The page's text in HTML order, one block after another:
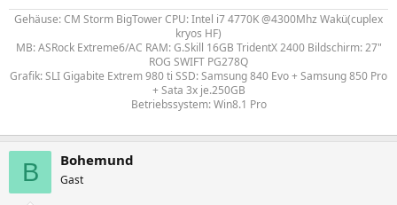
Gehäuse: CM Storm BigTower CPU: Intel i7 4770K @4300Mhz Wakü(cuplex
kryos HF)
MB: ASRock Extreme6/AC RAM: G.Skill 16GB TridentX 2400 Bildschirm: 27"
ROG SWIFT PG278Q
Grafik: SLI Gigabite Extrem 980 ti SSD: Samsung 840 Evo + Samsung 850 Pro
+ Sata 3x je.250GB
Betriebssystem: Win8.1 Pro
B Bohemund
Gast